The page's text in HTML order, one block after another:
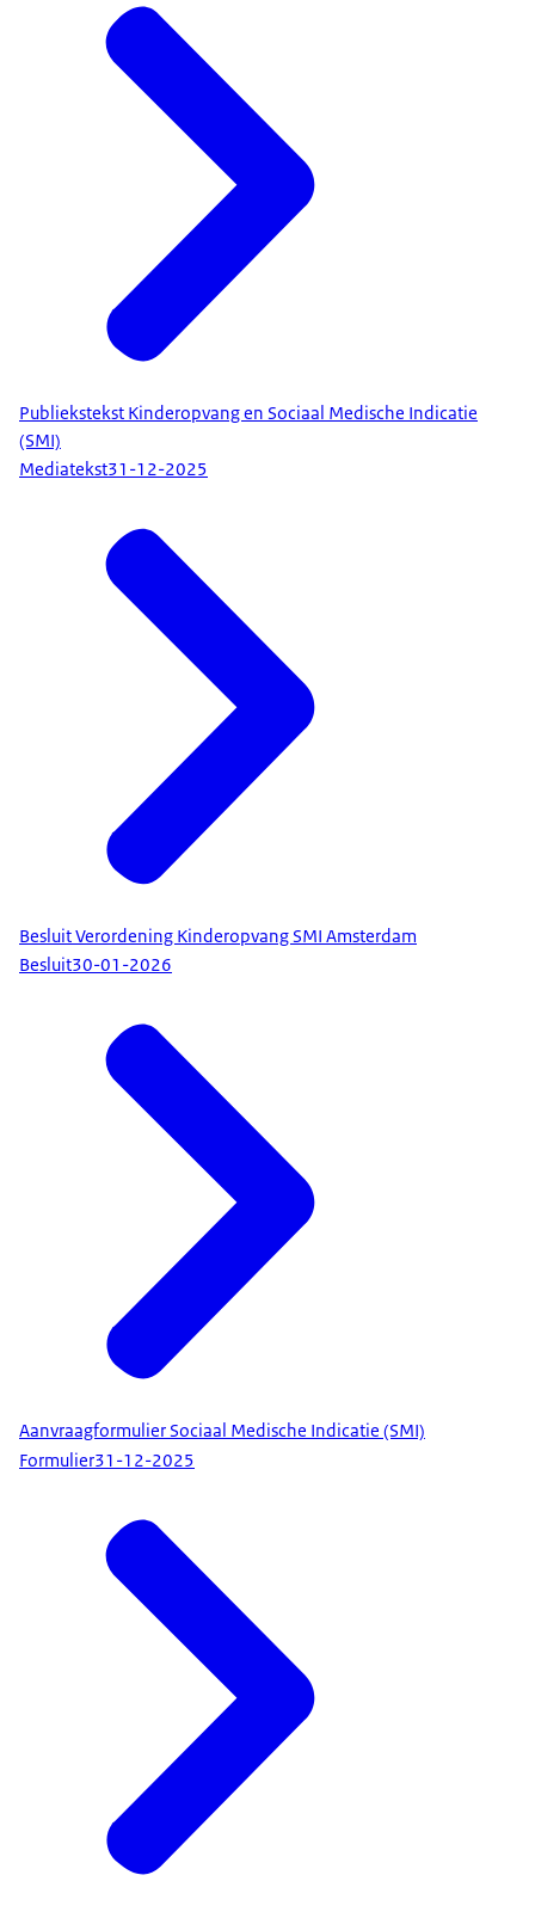
Publiekstekst Kinderopvang en Sociaal Medische Indicatie
(SMI)
Mediatekst31-12-2025
Besluit Verordening Kinderopvang SMI Amsterdam
Besluit30-01-2026
Aanvraagformulier Sociaal Medische Indicatie (SMI)
Formulier31-12-2025